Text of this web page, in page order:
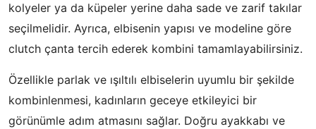
kolyeler ya da küpeler yerine daha sade ve zarif takılar
seçilmelidir. Ayrıca, elbisenin yapısı ve modeline göre
clutch çanta tercih ederek kombini tamamlayabilirsiniz.
Özellikle parlak ve ışıltılı elbiselerin uyumlu bir şekilde
kombinlenmesi, kadınların geceye etkileyici bir
görünümle adım atmasını sağlar. Doğru ayakkabı ve